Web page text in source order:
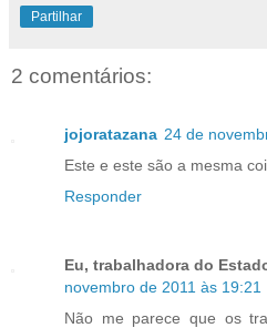
Partilhar
2 comentários:
jojoratazana 24 de
Este e este são a mesma
Responder
Eu, trabalhadora do
novembro de 2011 às 19:21
Não me parece que os